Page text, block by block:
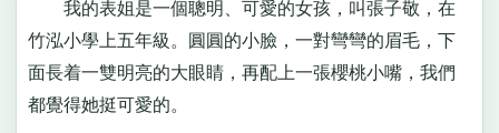
我的表姐是一個聰明、可愛的女孩，叫張子敬，在
竹泓小學上五年級。圓圓的小臉，一對彎彎的眉毛，下
面長着一雙明亮的大眼睛，再配上一張櫻桃小嘴，我們
都覺得她挺可愛的。